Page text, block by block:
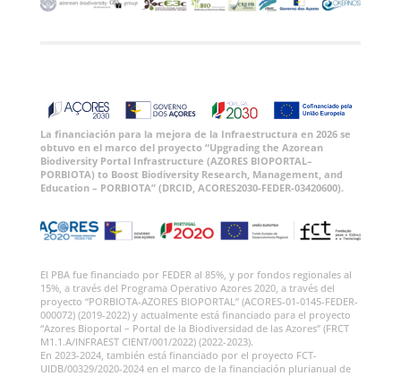
La financiación para la mejora de la Infraestructura en 2026 se
obtuvo en el marco del proyecto “Upgrading the Azorean
Biodiversity Portal Infrastructure (AZORES BIOPORTAL–
PORBIOTA) to Boost Biodiversity Research, Management, and
Education – PORBIOTA” (DRCID, ACORES2030-FEDER-03420600).
El PBA fue financiado por FEDER al 85%, y por fondos regionales al
15%, a través del Programa Operativo Azores 2020, a través del
proyecto “PORBIOTA-AZORES BIOPORTAL” (ACORES-01-0145-FEDER-
000072) (2019-2022) y actualmente está financiado para el proyecto
“Azores Bioportal – Portal de la Biodiversidad de las Azores” (FRCT
M1.1.A/INFRAEST CIENT/001/2022) (2022-2023).
En 2023-2024, también está financiado por el proyecto FCT-
UIDB/00329/2020-2024 en el marco de la financiación plurianual de